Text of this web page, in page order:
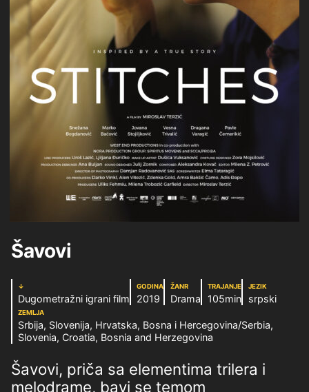
Šavovi
↓
Dugometražni igrani film
GODINA
2019
ŽANR
Drama
TRAJANJE
105min
JEZIK
srpski
ZEMLJA
Srbija, Slovenija, Hrvatska, Bosna i Hercegovina/Serbia,
Slovenia, Croatia, Bosnia and Herzegovina
Šavovi, priča sa elementima trilera i
melodrame, bavi se temom